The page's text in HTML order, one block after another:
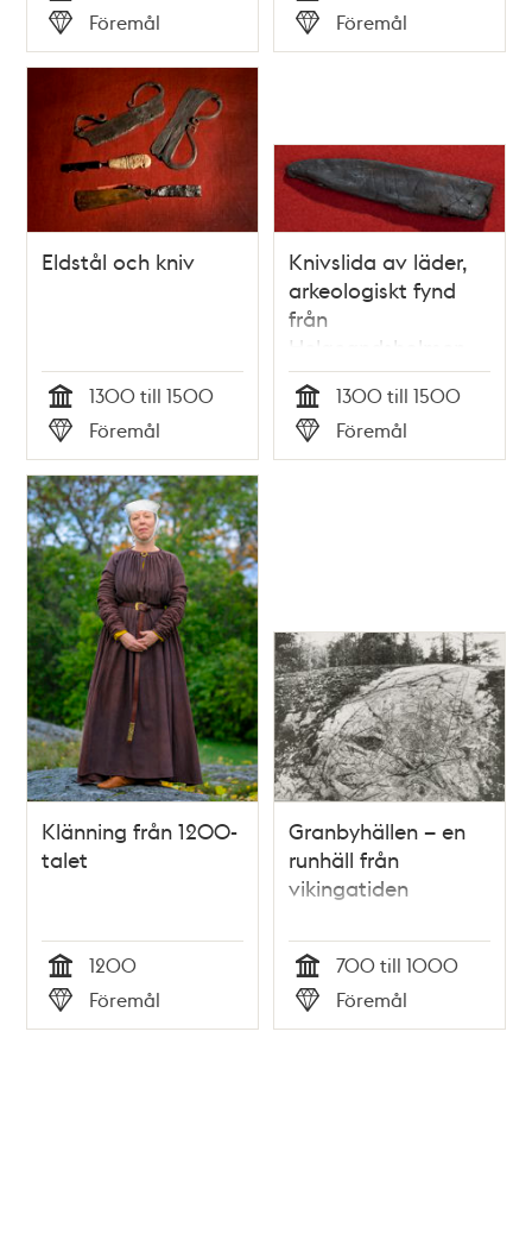
Tid
Typ
Föremål Tid
Typ
Föremål
Eldstål och kniv
Tid
1300 till 1500
Typ
Föremål
Knivslida av läder,
arkeologiskt fynd
från
Helgeandsholmen
Tid
1300 till 1500
Typ
Föremål
Klänning från 1200-
talet
Tid
1200
Typ
Föremål
Granbyhällen – en
runhäll från
vikingatiden
Tid
700 till 1000
Typ
Föremål